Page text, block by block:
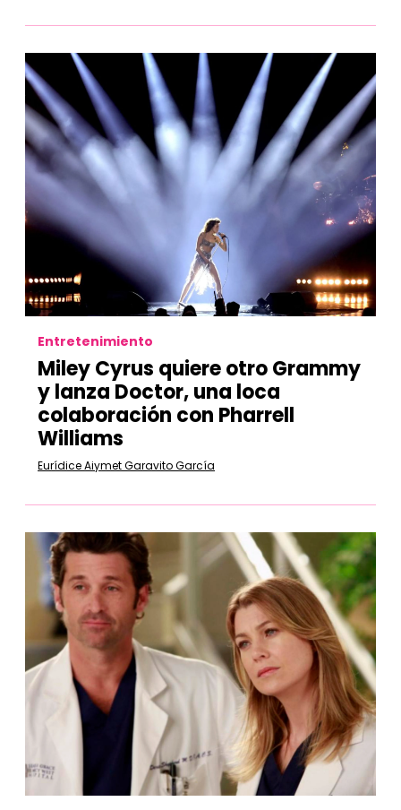
Entretenimiento
Miley Cyrus quiere otro Grammy
y lanza Doctor, una loca
colaboración con Pharrell
Williams
Eurídice Aiymet Garavito García